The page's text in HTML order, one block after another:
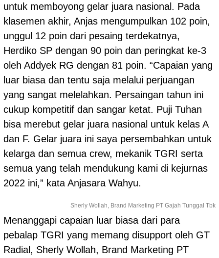
untuk memboyong gelar juara nasional. Pada
klasemen akhir, Anjas mengumpulkan 102 poin,
unggul 12 poin dari pesaing terdekatnya,
Herdiko SP dengan 90 poin dan peringkat ke-3
oleh Addyek RG dengan 81 poin. “Capaian yang
luar biasa dan tentu saja melalui perjuangan
yang sangat melelahkan. Persaingan tahun ini
cukup kompetitif dan sangar ketat. Puji Tuhan
bisa merebut gelar juara nasional untuk kelas A
dan F. Gelar juara ini saya persembahkan untuk
kelarga dan semua crew, mekanik TGRI serta
semua yang telah mendukung kami di kejurnas
2022 ini,” kata Anjasara Wahyu.
Sherly Wollah, Brand Marketing PT Gajah Tunggal Tbk
Menanggapi capaian luar biasa dari para
pebalap TGRI yang memang disupport oleh GT
Radial, Sherly Wollah, Brand Marketing PT